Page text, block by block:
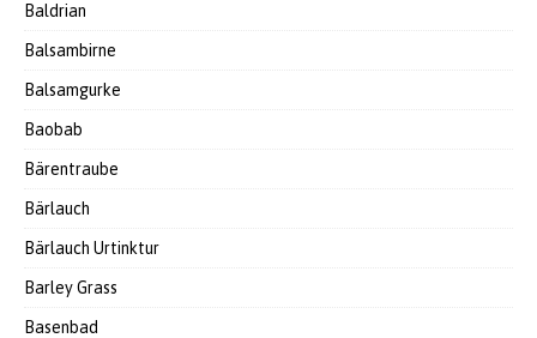
Baldrian
Balsambirne
Balsamgurke
Baobab
Bärentraube
Bärlauch
Bärlauch Urtinktur
Barley Grass
Basenbad